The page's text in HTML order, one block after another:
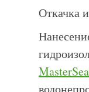
Откачка